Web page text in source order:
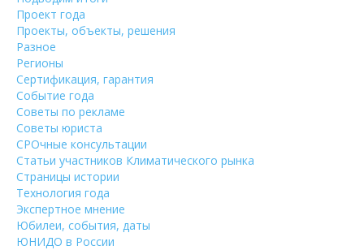
Проект года
Проекты, объекты, решения
Разное
Регионы
Сертификация, гарантия
Событие года
Советы по рекламе
Советы юриста
СРОчные консультации
Статьи участников Климатического рынка
Страницы истории
Технология года
Экспертное мнение
Юбилеи, события, даты
ЮНИДО в России